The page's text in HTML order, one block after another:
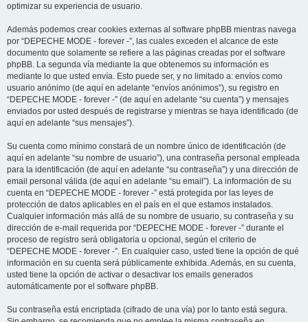
optimizar su experiencia de usuario.
Además podemos crear cookies externas al software phpBB mientras navega
por “DEPECHE MODE - forever -”, las cuales exceden el alcance de este
documento que solamente se refiere a las páginas creadas por el software
phpBB. La segunda vía mediante la que obtenemos su información es
mediante lo que usted envía. Esto puede ser, y no limitado a: envíos como
usuario anónimo (de aquí en adelante “envíos anónimos”), su registro en
“DEPECHE MODE - forever -” (de aquí en adelante “su cuenta”) y mensajes
enviados por usted después de registrarse y mientras se haya identificado (de
aquí en adelante “sus mensajes”).
Su cuenta como mínimo constará de un nombre único de identificación (de
aquí en adelante “su nombre de usuario”), una contraseña personal empleada
para la identificación (de aquí en adelante “su contraseña”) y una dirección de
email personal válida (de aquí en adelante “su email”). La información de su
cuenta en “DEPECHE MODE - forever -” está protegida por las leyes de
protección de datos aplicables en el país en el que estamos instalados.
Cualquier información más allá de su nombre de usuario, su contraseña y su
dirección de e-mail requerida por “DEPECHE MODE - forever -” durante el
proceso de registro será obligatoria u opcional, según el criterio de
“DEPECHE MODE - forever -”. En cualquier caso, usted tiene la opción de qué
información en su cuenta será públicamente exhibida. Además, en su cuenta,
usted tiene la opción de activar o desactivar los emails generados
automáticamente por el software phpBB.
Su contraseña está encriptada (cifrado de una vía) por lo tanto está segura.